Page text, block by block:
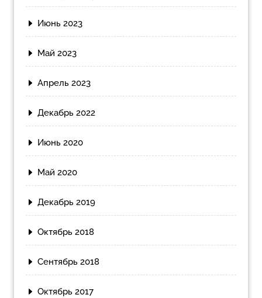
Июнь 2023
Май 2023
Апрель 2023
Декабрь 2022
Июнь 2020
Май 2020
Декабрь 2019
Октябрь 2018
Сентябрь 2018
Октябрь 2017